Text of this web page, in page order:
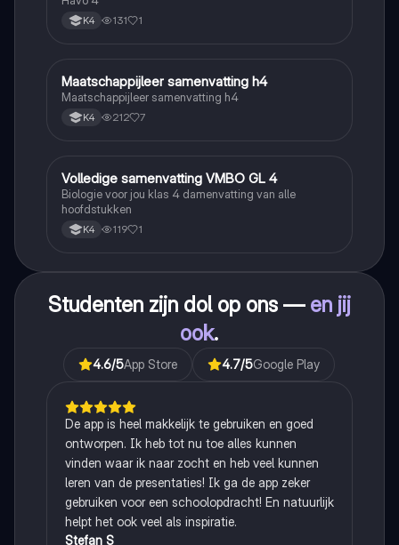
K4 131 1
Maatschappijleer
Maatschappijleer samenvatting h4
Maatschappijleer samenvatting h4
K4 212 7
Biologie
Volledige samenvatting VMBO GL 4
Biologie voor jou klas 4 damenvatting van alle
hoofdstukken
K4 119 1
Studenten zijn dol op ons — en jij
ook.
4.6/5App Store 4.7/5Google Play
De app is heel makkelijk te gebruiken en goed
ontworpen. Ik heb tot nu toe alles kunnen
vinden waar ik naar zocht en heb veel kunnen
leren van de presentaties! Ik ga de app zeker
gebruiken voor een schoolopdracht! En natuurlijk
helpt het ook veel als inspiratie.
Stefan S